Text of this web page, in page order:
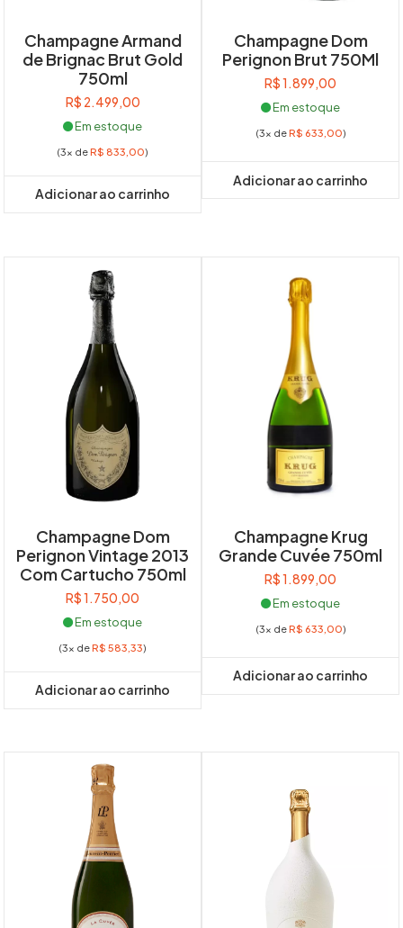
Champagne Armand
de Brignac Brut Gold
750ml
R$ 2.499,00
Em estoque
(3x deR$ 833,00)
Adicionar ao carrinho
Champagne Dom
Perignon Brut 750Ml
R$1.899,00
Em estoque
(3x deR$ 633,00)
Adicionar ao carrinho
Champagne Dom
Perignon Vintage 2013
Com Cartucho 750ml
R$1.750,00
Em estoque
(3x deR$ 583,33)
Adicionar ao carrinho
Champagne Krug
Grande Cuvée 750ml
R$1.899,00
Em estoque
(3x deR$ 633,00)
Adicionar ao carrinho